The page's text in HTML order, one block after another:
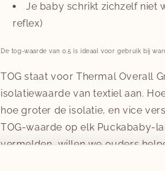
Je baby schrikt zichzelf niet
reflex)
De tog-waarde van 0.5 is ideaal voor gebruik bij
TOG staat voor Thermal Overall
isolatiewaarde van textiel aan.
hoe groter de isolatie, en vice
TOG-waarde op elk Puckababy-
vermelden, willen we ouders
slaapkleding voor elke